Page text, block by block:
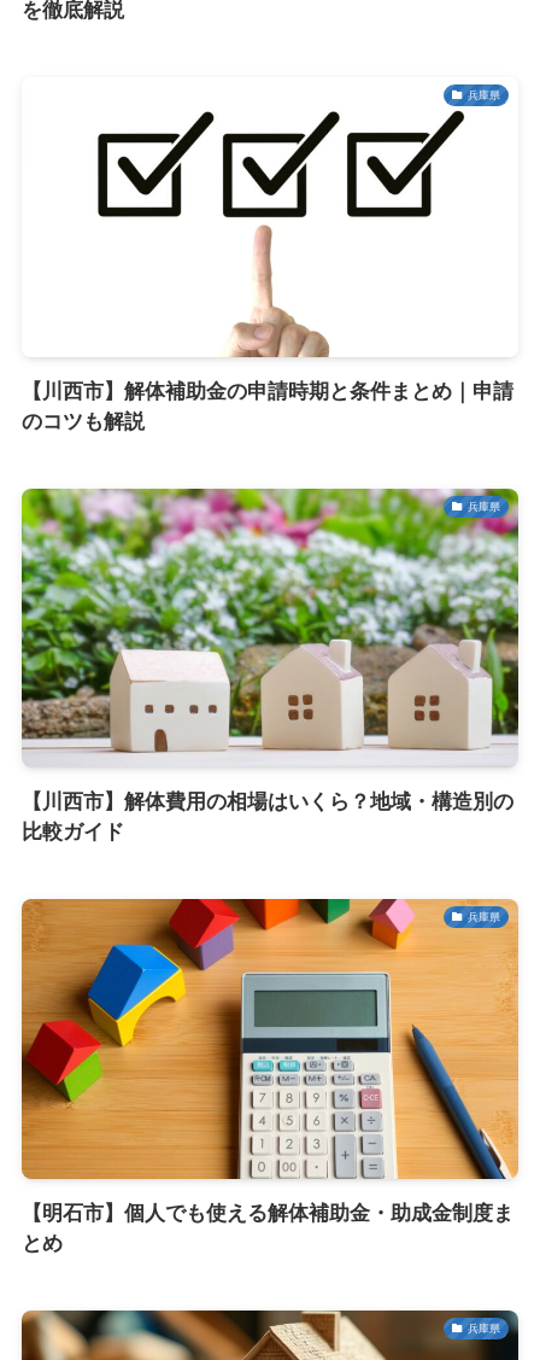
を徹底解説
兵庫県
【川西市】解体補助金の申請時期と条件まとめ｜申請
のコツも解説
兵庫県
【川西市】解体費用の相場はいくら？地域・構造別の
比較ガイド
兵庫県
【明石市】個人でも使える解体補助金・助成金制度ま
とめ
兵庫県